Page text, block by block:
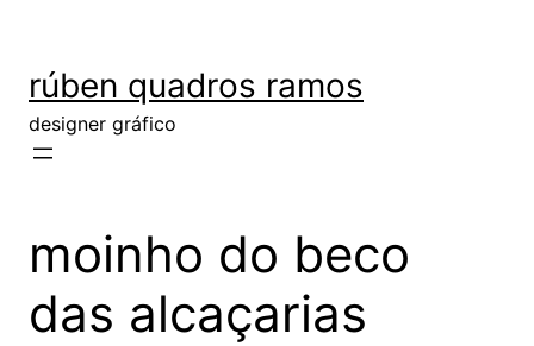
rúben quadros ramos
designer gráfico
moinho do beco
das alcaçarias